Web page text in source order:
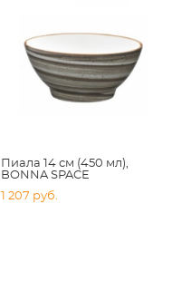
Пиала 14 см (450 мл),
BONNA SPACE
1 207 pуб.